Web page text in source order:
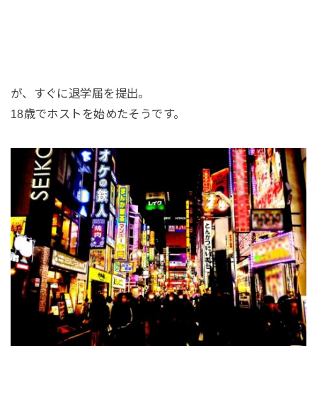
が、すぐに退学届を提出。
18歳でホストを始めたそうです。